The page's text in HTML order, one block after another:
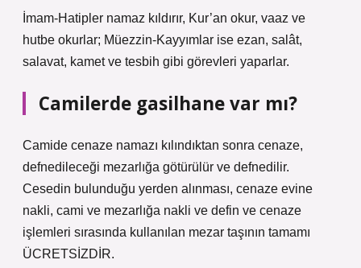
İmam-Hatipler namaz kıldırır, Kur’an okur, vaaz ve
hutbe okurlar; Müezzin-Kayyımlar ise ezan, salât,
salavat, kamet ve tesbih gibi görevleri yaparlar.
Camilerde gasilhane var mı?
Camide cenaze namazı kılındıktan sonra cenaze,
defnedileceği mezarlığa götürülür ve defnedilir.
Cesedin bulunduğu yerden alınması, cenaze evine
nakli, cami ve mezarlığa nakli ve defin ve cenaze
işlemleri sırasında kullanılan mezar taşının tamamı
ÜCRETSİZDİR.